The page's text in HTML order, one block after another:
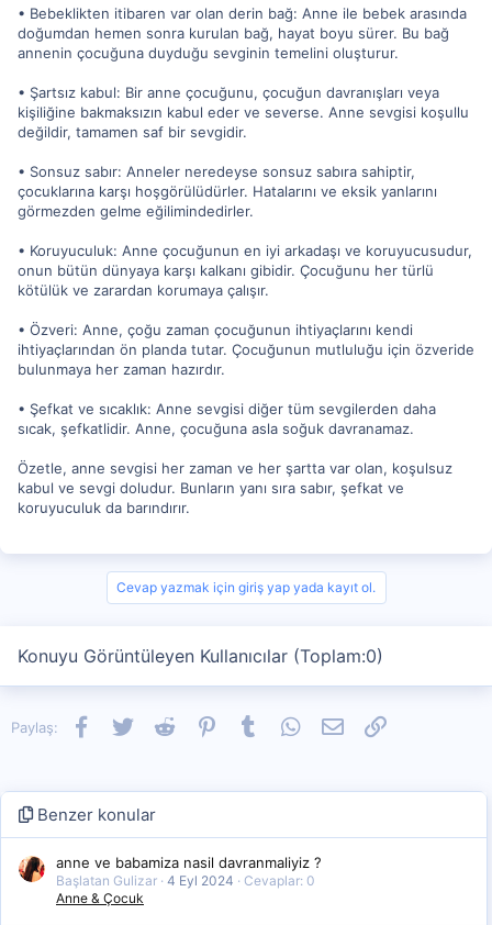
• Bebeklikten itibaren var olan derin bağ: Anne ile bebek arasında
doğumdan hemen sonra kurulan bağ, hayat boyu sürer. Bu bağ
annenin çocuğuna duyduğu sevginin temelini oluşturur.
• Şartsız kabul: Bir anne çocuğunu, çocuğun davranışları veya
kişiliğine bakmaksızın kabul eder ve severse. Anne sevgisi koşullu
değildir, tamamen saf bir sevgidir.
• Sonsuz sabır: Anneler neredeyse sonsuz sabıra sahiptir,
çocuklarına karşı hoşgörülüdürler. Hatalarını ve eksik yanlarını
görmezden gelme eğilimindedirler.
• Koruyuculuk: Anne çocuğunun en iyi arkadaşı ve koruyucusudur,
onun bütün dünyaya karşı kalkanı gibidir. Çocuğunu her türlü
kötülük ve zarardan korumaya çalışır.
• Özveri: Anne, çoğu zaman çocuğunun ihtiyaçlarını kendi
ihtiyaçlarından ön planda tutar. Çocuğunun mutluluğu için özveride
bulunmaya her zaman hazırdır.
• Şefkat ve sıcaklık: Anne sevgisi diğer tüm sevgilerden daha
sıcak, şefkatlidir. Anne, çocuğuna asla soğuk davranamaz.
Özetle, anne sevgisi her zaman ve her şartta var olan, koşulsuz
kabul ve sevgi doludur. Bunların yanı sıra sabır, şefkat ve
koruyuculuk da barındırır.
Cevap yazmak için giriş yap yada kayıt ol.
Konuyu Görüntüleyen Kullanıcılar (Toplam:0)
Paylaş: Facebook
TwitterReddit PinterestTumblrWhatsApp
E-postaLink
Benzer konular
anne ve babamiza nasil davranmaliyiz ?
Başlatan Gulizar 4 Eyl 2024
Cevaplar: 0
Anne & Çocuk